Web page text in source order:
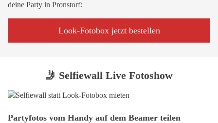
deine Party in Pronstorf:
Look-Fotobox jetzt bestellen
🤳 Selfiewall Live Fotoshow
Partyfotos vom Handy auf dem Beamer teilen